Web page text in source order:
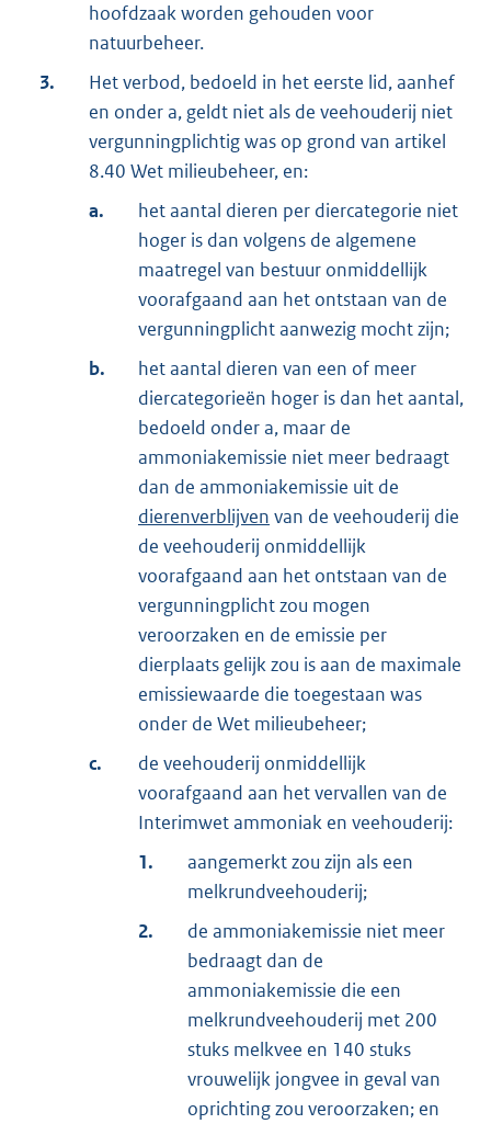
hoofdzaak worden gehouden voor
natuurbeheer.
3.
Het verbod, bedoeld in het eerste lid, aanhef
en onder a, geldt niet als de veehouderij niet
vergunningplichtig was op grond van artikel
8.40 Wet milieubeheer, en:
a.
het aantal dieren per diercategorie niet
hoger is dan volgens de algemene
maatregel van bestuur onmiddellijk
voorafgaand aan het ontstaan van de
vergunningplicht aanwezig mocht zijn;
b.
het aantal dieren van een of meer
diercategorieën hoger is dan het aantal,
bedoeld onder a, maar de
ammoniakemissie niet meer bedraagt
dan de ammoniakemissie uit de
dierenverblijven van de veehouderij die
de veehouderij onmiddellijk
voorafgaand aan het ontstaan van de
vergunningplicht zou mogen
veroorzaken en de emissie per
dierplaats gelijk zou is aan de maximale
emissiewaarde die toegestaan was
onder de Wet milieubeheer;
c.
de veehouderij onmiddellijk
voorafgaand aan het vervallen van de
Interimwet ammoniak en veehouderij:
1.
aangemerkt zou zijn als een
melkrundveehouderij;
2.
de ammoniakemissie niet meer
bedraagt dan de
ammoniakemissie die een
melkrundveehouderij met 200
stuks melkvee en 140 stuks
vrouwelijk jongvee in geval van
oprichting zou veroorzaken; en